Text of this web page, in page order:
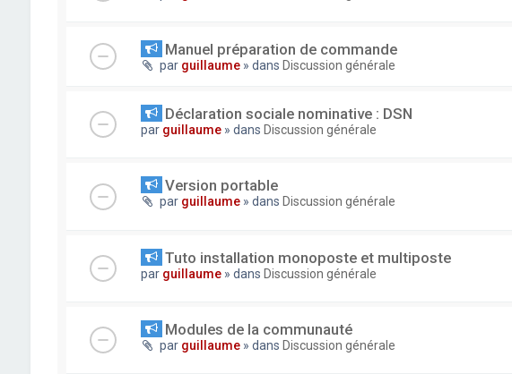
Manuel préparation de commande
par guillaume » dans Discussion générale
Déclaration sociale nominative : DSN
par guillaume » dans Discussion générale
Version portable
par guillaume » dans Discussion générale
Tuto installation monoposte et multiposte
par guillaume » dans Discussion générale
Modules de la communauté
par guillaume » dans Discussion générale